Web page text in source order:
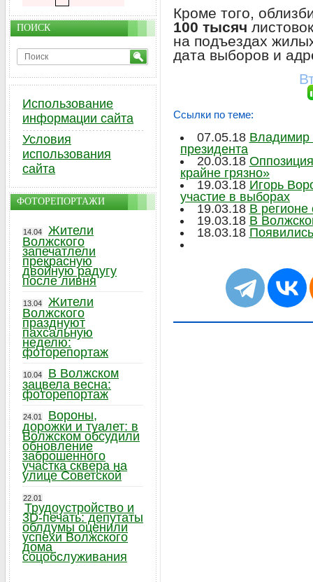
Кроме того,
100 тысяч
на подъездах
дата выборов и
Ссылки по теме:
07.05.18 Владимир
президента
20.03.18
крайне грязно»
19.03.18 Игорь
участие в выборах
19.03.18 В
19.03.18 В
18.03.18
ПОИСК
Использование
информации сайта
Условия
использования
сайта
ФОТОРЕПОРТАЖИ
14.04
Жители
Волжского
запечатлели
прекрасную
двойную радугу
после ливня
13.04
Жители
Волжского
празднуют
пахсальную
неделю:
фоторепортаж
10.04
В Волжском
зацвела весна:
фоторепортаж
24.01
Вороны,
дорожки и туалет: в
Волжском обсудили
обновление
заброшенного
участка сквера на
улице Советской
22.01
Трудоустройство и
3D-печать: депутаты
облдумы оценили
успехи Волжского
дома
соцобслуживания